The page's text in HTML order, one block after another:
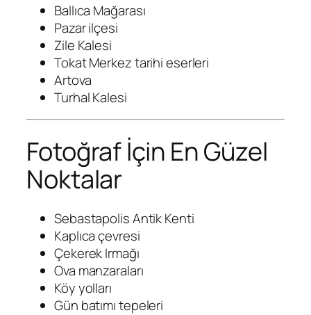
Ballıca Mağarası
Pazar ilçesi
Zile Kalesi
Tokat Merkez tarihi eserleri
Artova
Turhal Kalesi
Fotoğraf İçin En Güzel
Noktalar
Sebastapolis Antik Kenti
Kaplıca çevresi
Çekerek Irmağı
Ova manzaraları
Köy yolları
Gün batımı tepeleri